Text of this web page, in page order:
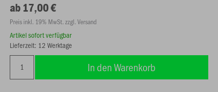
ab 17,00 €
Preis inkl. 19% MwSt. zzgl. Versand
Artikel sofort verfügbar
Lieferzeit: 12 Werktage
In den Warenkorb